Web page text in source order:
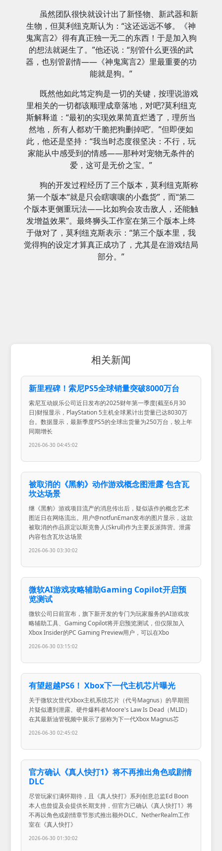
虽然团队很快就设计出了新怪物、新武器和新
生物，但莫利纽克斯认为：“这还远远不够。《神
鬼寓言2》得有真正独一无二的东西！于是加入狗
的想法就诞生了。”他还说：“别管什么更强的武
器，也别管剧情——《神鬼寓言2》里最重要的功
能就是狗。”
既然他如此笃定狗是一切的关键，按理说游戏
里相关的一切都该顺理成章落地，对吧?莫利纽克
斯解释道：“最初的实现效果简直烂透了，理所当
然地，所有人都劝‘干脆把狗删掉吧’。”但即便如
此，他还是坚持：“我当时态度很坚决：不行，玩
家能从中感受到的情感——那种对宠物无条件的
爱，这可是无价之宝。”
狗的开发过程经历了三个版本，莫利纽克斯称
第一个版本“就是只会瞎嚷嚷的小蠢货”，而“第二
个版本更侧重玩法——比如狗会攻击敌人，还能触
发增益效果”。最终狮头工作室在第三个版本上终
于做对了，莫利纽克斯表示：“第三个版本里，我
觉得狗的设定才算真正成功了，尤其是在游戏结局
部分。”
相关新闻
新里程碑！索尼PS5全球销量突破8000万台
索尼互动娱乐公司近日发布的2025财年第一季度(截至6月30
日)财报显示，PlayStation 5主机全球累计出货量已达8030万
台。数据显示，最新季度PS5的全球出货量为250万台，较上年
同期增长
2026-06-30 04:45:02
被取消的《黑豹》动作游戏概念图泄露 包含瓦
坎达场景
继《黑豹》游戏项目流产的消息传出后，疑似该作的概念艺术
图近日在网络流出。用户@notfunEman发布的图片显示，这款
被取消的作品原定以斯克鲁人(Skrull)作为主要反派阵营。泄露
内容包含瓦坎达场景
2026-06-30 03:30:02
微软AI游戏攻略辅助Gaming Copilot开启预
览测试
微软公司日前宣布，旗下新开发的专门为玩家服务的AI游戏攻
略辅助工具、Gaming Copilot将开启预览测试，但仅限加入
Xbox Insider的PC Gaming Preview用户，可以在Xbo
2026-06-30 03:15:02
有望超越PS6！ Xbox下一代主机芯片曝光
关于微软次世代Xbox主机系统芯片（代号Magnus）的早期照
片疑似遭到泄露。硬件爆料者Moore's Law Is Dead（MLID）
在其最新油管视频中展示了据称为下一代Xbox Magnus芯
2026-06-30 02:45:02
官方确认《真人快打1》将不再推出角色或剧情
DLC
尽管玩家们满怀期待，且《真人快打》系列创意总监Ed Boon
本人也曾提及会提供长期支持，但官方已确认《真人快打1》将
不再以角色或剧情章节形式推出额外DLC。NetherRealm工作
室在《真人快打》
2026-06-30 01:30:02